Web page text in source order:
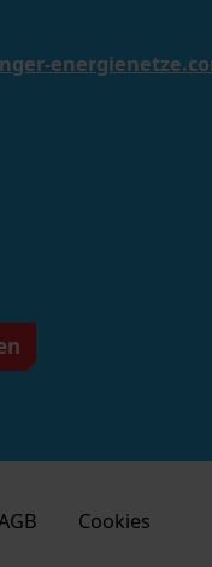
Cookies